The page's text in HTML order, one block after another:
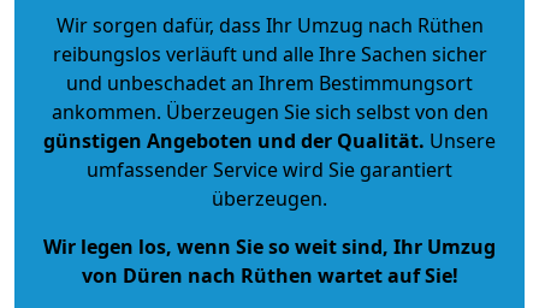
Wir sorgen dafür, dass Ihr Umzug nach Rüthen
reibungslos verläuft und alle Ihre Sachen sicher
und unbeschadet an Ihrem Bestimmungsort
ankommen. Überzeugen Sie sich selbst von den
günstigen Angeboten und der Qualität. Unsere
umfassender Service wird Sie garantiert
überzeugen.
Wir legen los, wenn Sie so weit sind, Ihr Umzug
von Düren nach Rüthen wartet auf Sie!